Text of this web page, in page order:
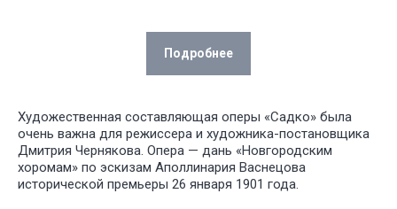
Подробнее
Художественная составляющая оперы «Садко» была
очень важна для режиссера и художника-постановщика
Дмитрия Чернякова. Опера — дань «Новгородским
хоромам» по эскизам Аполлинария Васнецова
исторической премьеры 26 января 1901 года.